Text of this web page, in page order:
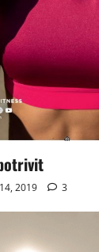
2019 3